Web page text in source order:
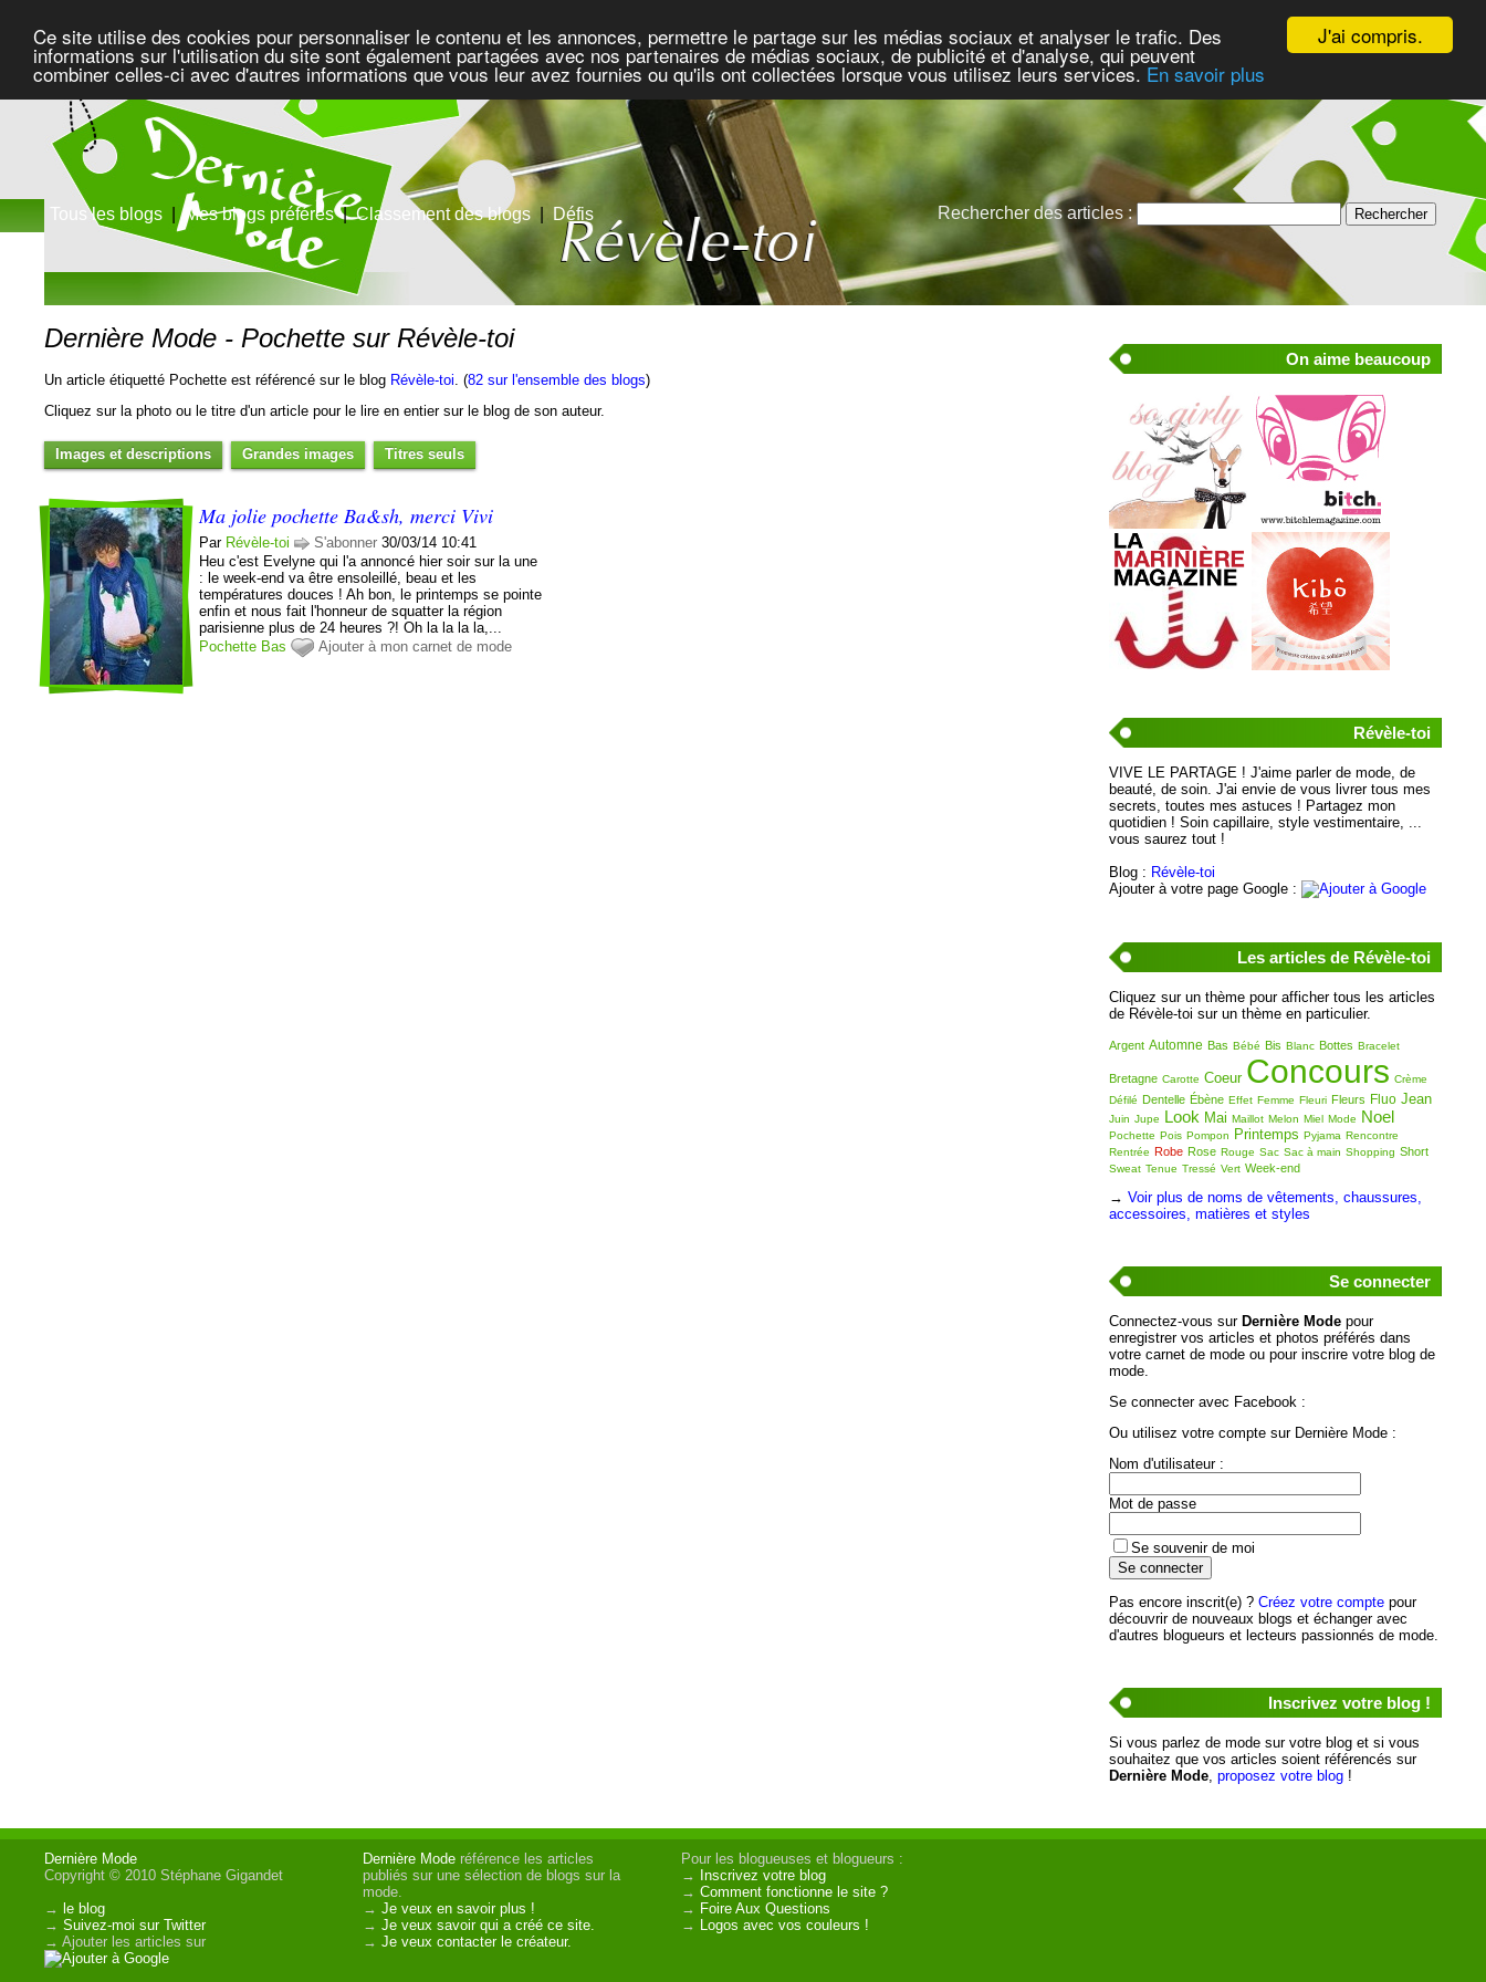
J'ai compris.
Ce site utilise des cookies pour personnaliser le contenu et les annonces, permettre le partage sur les médias sociaux et analyser le trafic. Des
informations sur l'utilisation du site sont également partagées avec nos partenaires de médias sociaux, de publicité et d'analyse, qui peuvent
combiner celles-ci avec d'autres informations que vous leur avez fournies ou qu'ils ont collectées lorsque vous utilisez leurs services. En savoir plus
Tous les blogs | Mes blogs préférés|Classement des blogs| Défis Rechercher des articles :
Dernière Mode - Pochette sur Révèle-toi
Un article étiquetté Pochette est référencé sur le blog Révèle-toi. (82 sur l'ensemble des blogs)
Cliquez sur la photo ou le titre d'un article pour le lire en entier sur le blog de son auteur.
Images et descriptions Grandes images Titres seuls
Ma jolie pochette Ba&sh, merci Vivi
Par Révèle-toi S'abonner 30/03/14 10:41
Heu c'est Evelyne qui l'a annoncé hier soir sur la une
: le week-end va être ensoleillé, beau et les
températures douces ! Ah bon, le printemps se pointe
enfin et nous fait l'honneur de squatter la région
parisienne plus de 24 heures ?! Oh la la la la,...
Pochette Bas Ajouter à mon carnet de mode
On aime beaucoup
Révèle-toi
VIVE LE PARTAGE ! J'aime parler de mode, de
beauté, de soin. J'ai envie de vous livrer tous mes
secrets, toutes mes astuces ! Partagez mon
quotidien ! Soin capillaire, style vestimentaire, ...
vous saurez tout !
Blog : Révèle-toi
Ajouter à votre page Google :
Les articles de Révèle-toi
Cliquez sur un thème pour afficher tous les articles
de Révèle-toi sur un thème en particulier.
Argent Automne Bas Bébé Bis Blanc Bottes Bracelet
Bretagne Carotte Coeur Concours Crème
Défilé Dentelle Ébène Effet Femme Fleuri Fleurs Fluo Jean
Juin Jupe Look Mai Maillot Melon Miel Mode Noel
Pochette Pois Pompon Printemps Pyjama Rencontre
Rentrée Robe Rose Rouge Sac Sac à main Shopping Short
Sweat Tenue Tressé Vert Week-end
→ Voir plus de noms de vêtements, chaussures,
accessoires, matières et styles
Se connecter
Connectez-vous sur Dernière Modepour
enregistrer vos articles et photos préférés dans
votre carnet de mode ou pour inscrire votre blog de
mode.
Se connecter avec Facebook :
Ou utilisez votre compte sur Dernière Mode :
Nom d'utilisateur :
Mot de passe
Se souvenir de moi
Pas encore inscrit(e) ? Créez votre comptepour
découvrir de nouveaux blogs et échanger avec
d'autres blogueurs et lecteurs passionnés de mode.
Inscrivez votre blog !
Si vous parlez de mode sur votre blog et si vous
souhaitez que vos articles soient référencés sur
Dernière Mode, proposez votre blog!
Dernière Mode
Copyright © 2010 Stéphane Gigandet
→le blog
→Suivez-moi sur Twitter
→ Ajouter les articles sur
Dernière Mode référence les articles
publiés sur une sélection de blogs sur la
mode.
→Je veux en savoir plus !
→Je veux savoir qui a créé ce site.
→Je veux contacter le créateur.
Pour les blogueuses et blogueurs :
→ Inscrivez votre blog
→Comment fonctionne le site ?
→ Foire Aux Questions
→ Logos avec vos couleurs !